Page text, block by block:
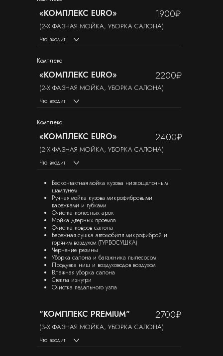
«КОМПЛЕКС EURO»
(2-Х ФАЗНАЯ МОЙКА, УБОРКА САЛОНА)
1900₽
Что входит
«КОМПЛЕКС EURO»
(2-Х ФАЗНАЯ МОЙКА, УБОРКА САЛОНА)
Комплекс
2200₽
Что входит
«КОМПЛЕКС EURO»
(2-Х ФАЗНАЯ МОЙКА, УБОРКА САЛОНА)
Комплекс
2400₽
Что входит
Бесконтактная мойка кузова низкощелочным
шампунем
Ручная мойка кузова микрофибровыми
варежками и губками
Очистка колесных арок
Мойка дверных проемов
Очистка ковров салона
Бережная сушка автомобиля микрофиброй и
горячим воздухом (ТУРБОСУШКА)
Чернение резины
Уборка салона и багажника пылесосом
Продувка ниш и воздуховодов воздухом
Влажная уборка салона
Стекла изнутри
Очистка педального узла
"КОМПЛЕКС PREMIUM"
(3-Х ФАЗНАЯ МОЙКА, УБОРКА САЛОНА)
2700₽
Что входит